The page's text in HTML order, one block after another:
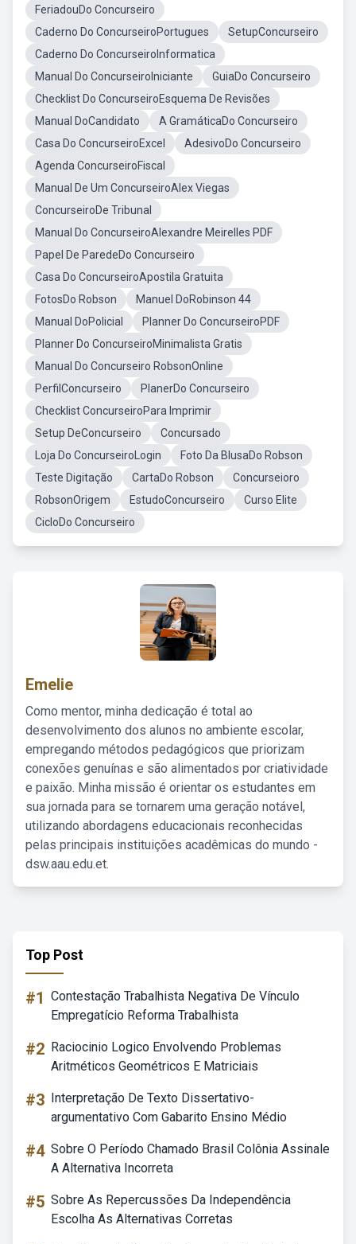
FeriadouDo Concurseiro
Caderno Do ConcurseiroPortugues
SetupConcurseiro
Caderno Do ConcurseiroInformatica
Manual Do ConcurseiroIniciante
GuiaDo Concurseiro
Checklist Do ConcurseiroEsquema De Revisões
Manual DoCandidato
A GramáticaDo Concurseiro
Casa Do ConcurseiroExcel
AdesivoDo Concurseiro
Agenda ConcurseiroFiscal
Manual De Um ConcurseiroAlex Viegas
ConcurseiroDe Tribunal
Manual Do ConcurseiroAlexandre Meirelles PDF
Papel De ParedeDo Concurseiro
Casa Do ConcurseiroApostila Gratuita
FotosDo Robson
Manuel DoRobinson 44
Manual DoPolicial
Planner Do ConcurseiroPDF
Planner Do ConcurseiroMinimalista Gratis
Manual Do Concurseiro RobsonOnline
PerfilConcurseiro
PlanerDo Concurseiro
Checklist ConcurseiroPara Imprimir
Setup DeConcurseiro
Concursado
Loja Do ConcurseiroLogin
Foto Da BlusaDo Robson
Teste Digitação
CartaDo Robson
Concurseioro
RobsonOrigem
EstudoConcurseiro
Curso Elite
CicloDo Concurseiro
Emelie
Como mentor, minha dedicação é total ao
desenvolvimento dos alunos no ambiente escolar,
empregando métodos pedagógicos que priorizam
conexões genuínas e são alimentados por criatividade
e paixão. Minha missão é orientar os estudantes em
sua jornada para se tornarem uma geração notável,
utilizando abordagens educacionais reconhecidas
pelas principais instituições acadêmicas do mundo -
dsw.aau.edu.et.
Top Post
#1 Contestação Trabalhista Negativa De Vínculo
Empregatício Reforma Trabalhista
#2 Raciocinio Logico Envolvendo Problemas
Aritméticos Geométricos E Matriciais
#3 Interpretação De Texto Dissertativo-
argumentativo Com Gabarito Ensino Médio
#4 Sobre O Período Chamado Brasil Colônia Assinale
A Alternativa Incorreta
#5 Sobre As Repercussões Da Independência
Escolha As Alternativas Corretas